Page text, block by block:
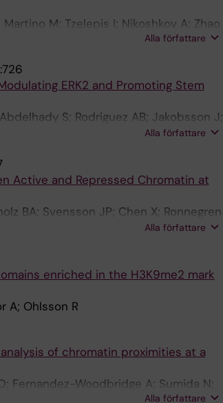
M; Tzelepis I; Nikoshkov A; Zhao
Alla författare
ERK2 and Promoting Stem
S; Rodriguez AB; Jakobsson J;
O; Hovatta O; Gaunitz F; Gondor A;
Alla författare
Active and Repressed Chromatin at
BA; Svensson JP; Chen X; Ronnegren
O; Yammine S; Israelsson M; Rathje
Alla författare
enriched in the H3K9me2 mark
A; Ohlsson R
of chromatin proximities at a
Fernandez-Woodbridge A; Sumida N;
Alla författare